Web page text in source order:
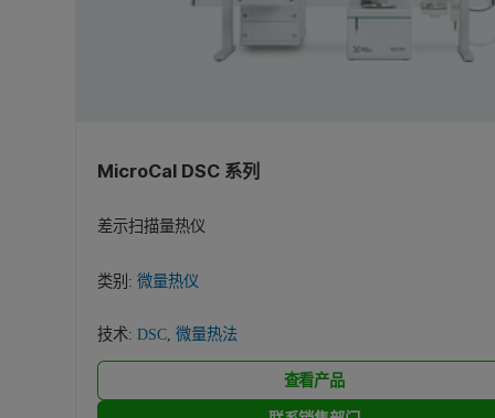
MicroCal DSC 系列
差示扫描量热仪
类别:微量热仪
技术:DSC ,微量热法
查看产品